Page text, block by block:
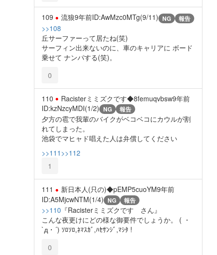
109 流狼9年前ID:AwMzc0MTg(9/11) NG 報告
>>108
丘サーファーって居たね(笑)
サーフィン出来ないのに、車のキャリアに ボード
乗せて ナンパする(笑)。
0
110 Racisterミミズクです◆8femuqvbsw9年前
ID:kzNzcyMDI(1/2) NG 報告
夕方の雹で我輩のバイクがベコベコにカウルが割
れてしまった。
池袋でマヒャド唱えた人は弁償してください
>>111 >>112
1
111 新日本人(只の)◆pEMP5cuoYM9年前
ID:A5MjcwNTM(1/4) NG 報告
>>110 『Racisterミミズクです さん』
こんな夜更けにどの様な御要件でしょうか。 ( ・
`д・´) ｿﾛｿﾛ,ﾈﾏｽｶﾞ,ﾊｾｻﾝｼﾞ,ﾏｼﾀ !
0